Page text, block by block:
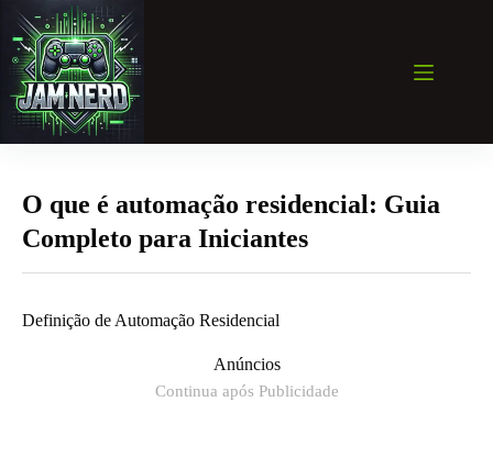
para
conteúdo
O que é automação residencial: Guia
Completo para Iniciantes
Definição de Automação Residencial
Anúncios
Continua após Publicidade